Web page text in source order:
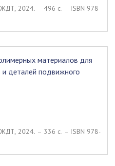
2024. – 496 c. – ISBN 978-
материалов для
и деталей подвижного
2024. – 336 c. – ISBN 978-